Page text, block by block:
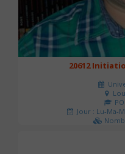
20612
Jour : Lu-Ma-